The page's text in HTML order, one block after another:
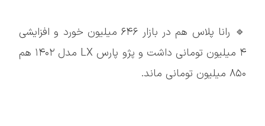
🔹 رانا پلاس هم در بازار ۶۴۶ میلیون خورد و افزایشی
۴ میلیون تومانی داشت و پژو پارس LX مدل ۱۴۰۲ هم
۸۵۰ میلیون تومانی ماند.